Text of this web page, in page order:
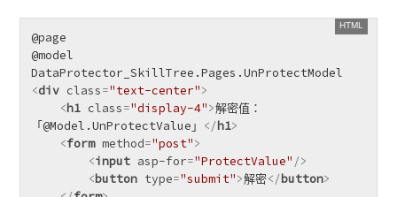
@page
@model
<div class="text-center">
<h1 class="display-4">解密值：
「@Model.UnProtectValue」 </h1>
<form method="post">
<input asp-for="ProtectValue" />
<button type="submit">解密</button>